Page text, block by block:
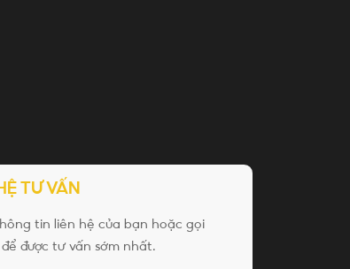
TƯ VẤN
tin liên hệ của bạn hoặc gọi
được tư vấn sớm nhất.